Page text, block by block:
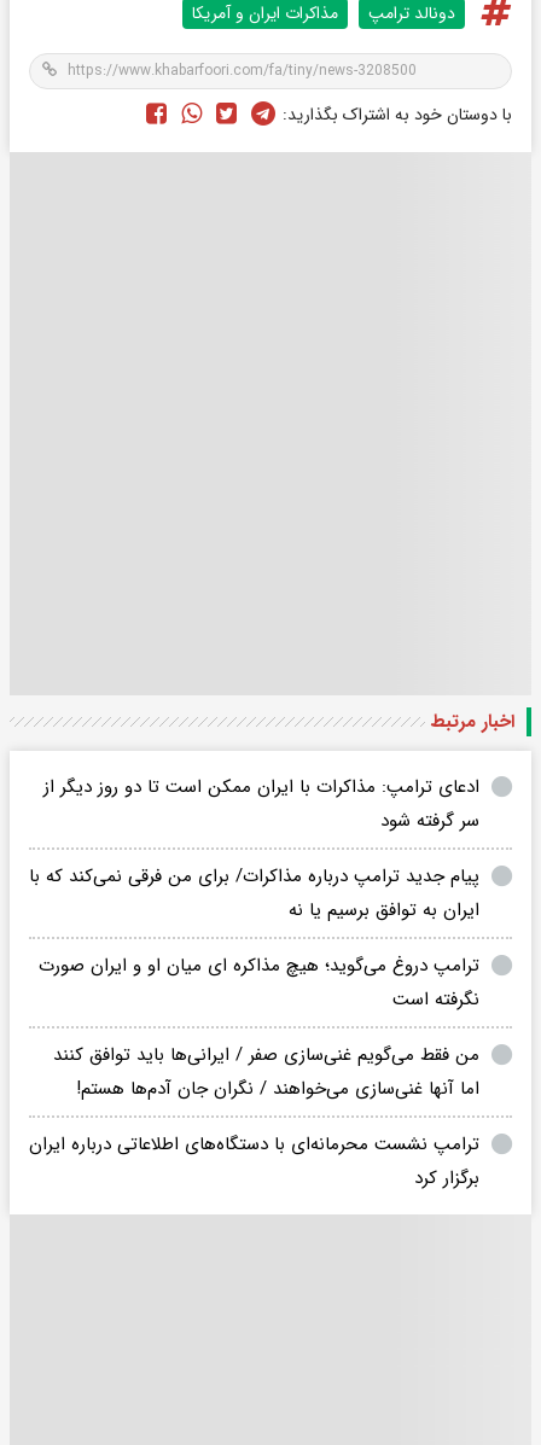
دونالد ترامپ مذاکرات ایران و آمریکا
با دوستان خود به اشتراک بگذارید:
اخبار مرتبط
ادعای ترامپ: مذاکرات با ایران ممکن است تا دو روز دیگر از
سر گرفته شود
پیام جدید ترامپ درباره مذاکرات/ برای من فرقی نمی‌کند که با
ایران به توافق برسیم یا نه
ترامپ دروغ می‌گوید؛ هیچ مذاکره ای میان او و ایران صورت
نگرفته است
من فقط می‌گویم غنی‌سازی صفر / ایرانی‌ها باید توافق کنند
اما آنها غنی‌سازی می‌خواهند / نگران جان آدم‌ها هستم!
ترامپ نشست محرمانه‌ای با دستگاه‌های اطلاعاتی درباره ایران
برگزار کرد